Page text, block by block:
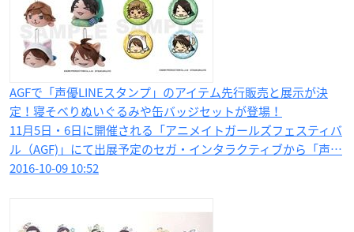
AGFで「声優LINEスタンプ」のアイテム先行販売と展示が決
定！寝そべりぬいぐるみや缶バッジセットが登場！
11月5日・6日に開催される「アニメイトガールズフェスティバ
ル（AGF)」にて出展予定のセガ・インタラクティブから「声…
2016-10-09 10:52